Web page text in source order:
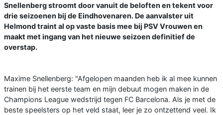
Snellenberg stroomt door vanuit de beloften en tekent voor
drie seizoenen bij de Eindhovenaren. De aanvalster uit
Helmond traint al op vaste basis mee bij PSV Vrouwen en
maakt met ingang van het nieuwe seizoen definitief de
overstap.
Maxime Snellenberg: "Afgelopen maanden heb ik al mee kunnen
trainen bij het eerste team en mijn debuut mogen maken in de
Champions League wedstrijd tegen FC Barcelona. Als je met de
beste speelsters op het veld staat, leer je zo ontzettend veel. Ik